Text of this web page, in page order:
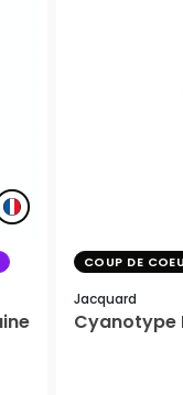
COUP DE
Jacquard
Cyanotype